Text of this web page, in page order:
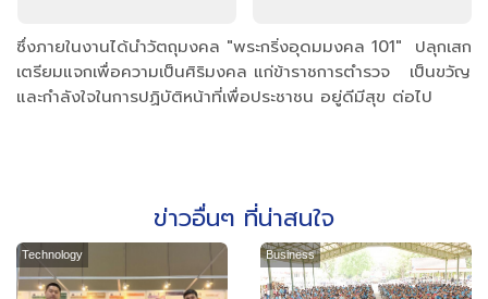
ซึ่งภายในงานได้นำวัตถุมงคล "พระกริ่งอุดมมงคล 101" ปลุกเสก
เตรียมแจกเพื่อความเป็นศิริมงคล แก่ข้าราชการตำรวจ เป็นขวัญ
และกำลังใจในการปฏิบัติหน้าที่เพื่อประชาชน อยู่ดีมีสุข ต่อไป
ข่าวอื่นๆ ที่น่าสนใจ
Technology Business